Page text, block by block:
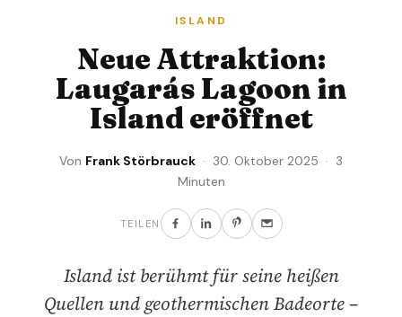
ISLAND
Neue Attraktion:
Laugarás Lagoon in
Island eröffnet
Von Frank Störbrauck · 30. Oktober 2025 · 3
Minuten
TEILEN
Island ist berühmt für seine heißen
Quellen und geothermischen Badeorte –